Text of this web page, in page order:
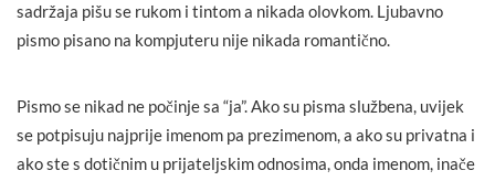
sadržaja pišu se rukom i tintom a nikada olovkom. Ljubavno
pismo pisano na kompjuteru nije nikada romantično.
Pismo se nikad ne počinje sa “ja”. Ako su pisma službena, uvijek
se potpisuju najprije imenom pa prezimenom, a ako su privatna i
ako ste s dotičnim u prijateljskim odnosima, onda imenom, inače